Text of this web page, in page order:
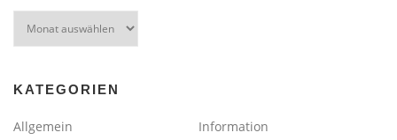
KATEGORIEN
Allgemein
Information